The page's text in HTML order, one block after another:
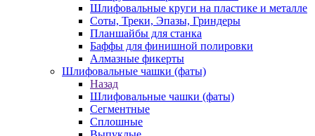
Шлифовальные круги на пластике и металле
Соты, Треки, Эпазы, Гриндеры
Планшайбы для станка
Баффы для финишной полировки
Алмазные фикерты
Шлифовальные чашки (фаты)
Назад
Шлифовальные чашки (фаты)
Сегментные
Сплошные